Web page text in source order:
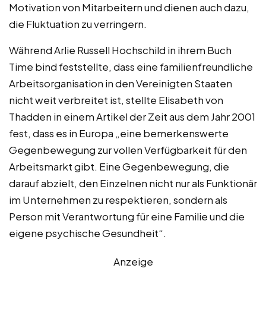
Motivation von Mitarbeitern und dienen auch dazu,
die Fluktuation zu verringern.
Während Arlie Russell Hochschild in ihrem Buch
Time bind feststellte, dass eine familienfreundliche
Arbeitsorganisation in den Vereinigten Staaten
nicht weit verbreitet ist, stellte Elisabeth von
Thadden in einem Artikel der Zeit aus dem Jahr 2001
fest, dass es in Europa „eine bemerkenswerte
Gegenbewegung zur vollen Verfügbarkeit für den
Arbeitsmarkt gibt. Eine Gegenbewegung, die
darauf abzielt, den Einzelnen nicht nur als Funktionär
im Unternehmen zu respektieren, sondern als
Person mit Verantwortung für eine Familie und die
eigene psychische Gesundheit“.
Anzeige